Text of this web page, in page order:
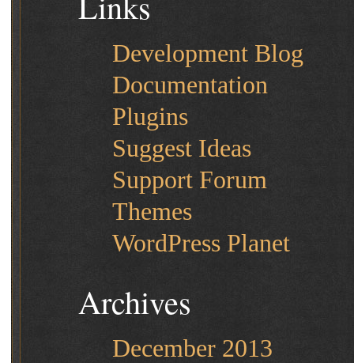
Development Blog
Documentation
Plugins
Suggest Ideas
Support Forum
Themes
WordPress Planet
Archives
December 2013